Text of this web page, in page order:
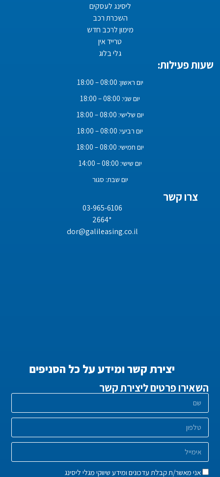
ליסינג לעסקים
השכרת רכב
מימון לרכב חדש
טרייד אין
גלי בלוג
שעות פעילות:
יום ראשון: 08:00 – 18:00
יום שני: 08:00 – 18:00
יום שלישי: 08:00 – 18:00
יום רביעי: 08:00 – 18:00
יום חמישי: 08:00 – 18:00
יום שישי: 08:00 – 14:00
יום שבת: סגור
צרו קשר
03-965-6106
*2664
dor@galileasing.co.il
יצירת קשר ומידע על כל הסניפים
השאירו פרטים ליצירת קשר
אני מאשר/ת קבלת עדכונים ומידע שיווקי מגלי ליסינג